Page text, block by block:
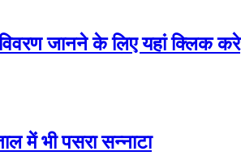
विवरण जानने के लिए यहां क्लिक करे
में भी पसरा सन्नाटा